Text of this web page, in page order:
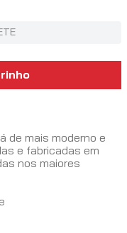
de mais moderno e
e fabricadas em
nos maiores